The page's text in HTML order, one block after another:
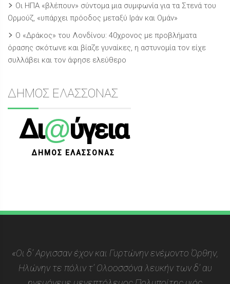
Οι ΗΠΑ «βλέπουν» σύντομα μια συμφωνία για τα Στενά του
Ορμούζ, «υπάρχει πρόοδος μεταξύ Ιράν και Ομάν»
Ο «Δράκος» του Λονδίνου: 40χρονος με προβλήματα
όρασης σκότωνε και βίαζε γυναίκες, η αστυνομία τον είχε
συλλάβει και τον άφησε ελεύθερο
ΔΗΜΟΣ ΕΛΑΣΣΟΝΑΣ
Δι@ύγεια
ΔΗΜΟΣ ΕΛΑΣΣΟΝΑΣ
«Οι δ’ Αργισσαν έχον και Γυρτώνην ενέμοντο Όρθην,
Ηλώνην τε πόλιν τ’ Ολοοσσόνα λευκήν των δ’ αυ